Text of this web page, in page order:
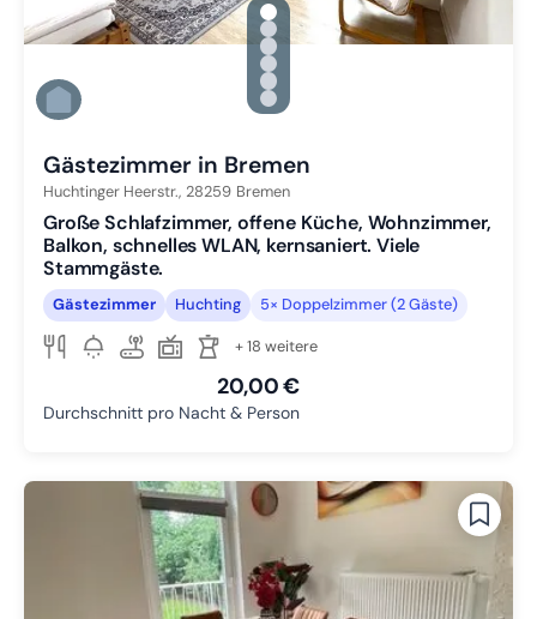
gallery.slide_selector
Zu Slide 1 wechseln
Zu Slide 2 wechseln
Zu Slide 3 wechseln
Zu Slide 4 wechseln
Zu Slide 5 wechseln
Zu Slide 6 wechseln
Gästezimmer in Bremen
Huchtinger Heerstr., 28259 Bremen
Große Schlafzimmer, offene Küche, Wohnzimmer,
Balkon, schnelles WLAN, kernsaniert. Viele
Stammgäste.
Gästezimmer Huchting 5× Doppelzimmer (2 Gäste)
+ 18 weitere
20,00 €
Durchschnitt pro Nacht & Person